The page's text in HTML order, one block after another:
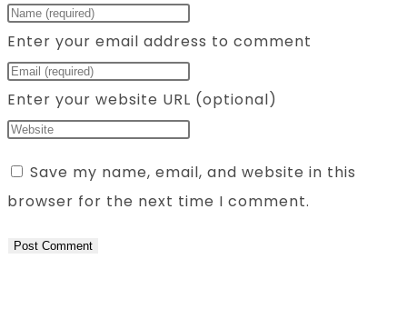
Enter your email address to comment
Enter your website URL (optional)
Save my name, email, and website in this
browser for the next time I comment.